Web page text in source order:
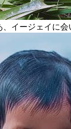
イージェイに会